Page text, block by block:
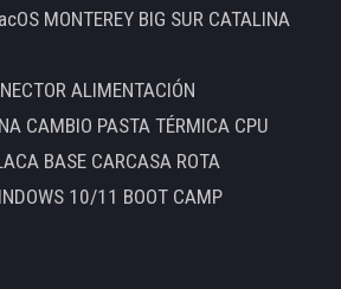
MONTEREY BIG SUR CATALINA
ALIMENTACIÓN
CAMBIO PASTA TÉRMICA CPU
BASE CARCASA ROTA
10/11 BOOT CAMP